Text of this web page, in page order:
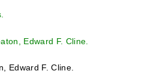
Edward F. Cline
Edward F. Cline.